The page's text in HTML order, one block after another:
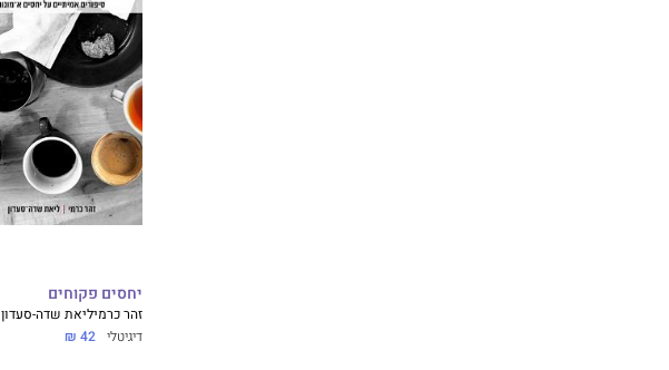
יחסים פקוחים
זהר כרמיליאת שדה-סעדון
דיגיטלי 42 ₪